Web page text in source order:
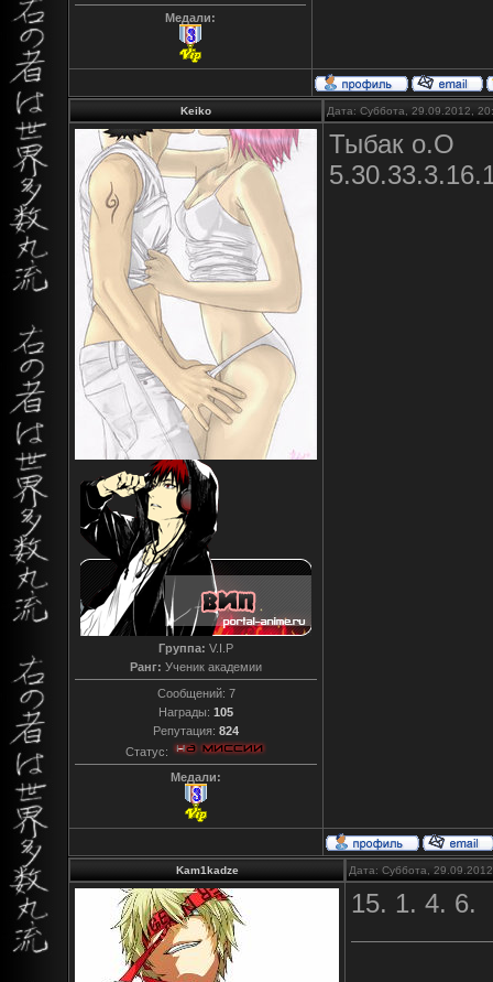
Медали:
Keiko Дата: Суббота, 29.09.2012,
Группа: V.I.P
Ранг: Ученик академии
Сообщений: 7
Награды: 105
Репутация: 824
Статус:
Медали:
Тыбак о.О
Kam1kadze Дата: Суббота,
15. 1. 4. 6.